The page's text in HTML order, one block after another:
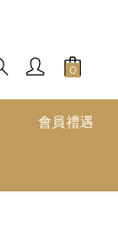
會員禮遇